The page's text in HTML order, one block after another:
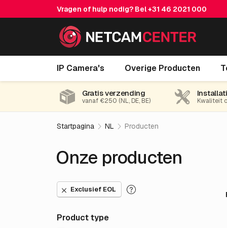
Vragen of hulp nodig? Bel+31 46 2021 000
IP Camera's Overige Producten
Gratis verzending
vanaf €250 (NL, DE, BE) Kwaliteit
Startpagina NL Producten
Onze producten
Exclusief EOL
Product type